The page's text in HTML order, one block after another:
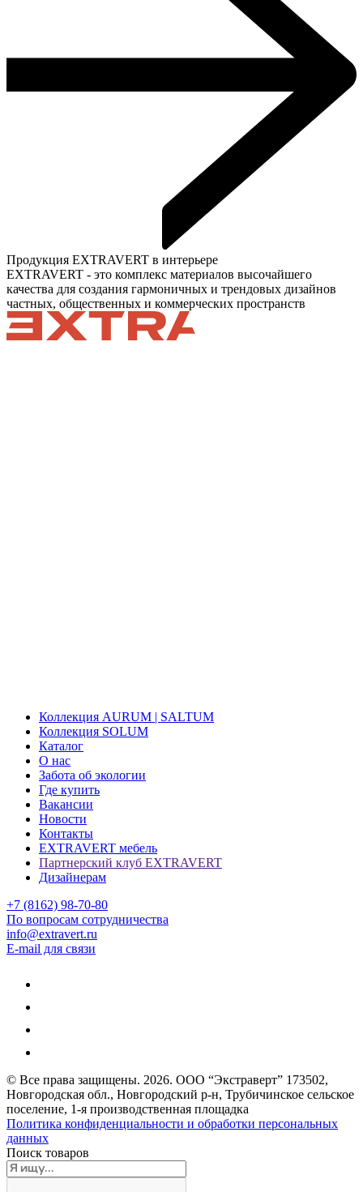
Продукция EXTRAVERT в интерьере
EXTRAVERT - это комплекс материалов высочайшего
качества для создания гармоничных и трендовых дизайнов
частных, общественных и коммерческих пространств
Коллекция AURUM | SALTUM
Коллекция SOLUM
Каталог
О нас
Забота об экологии
Где купить
Вакансии
Новости
Контакты
EXTRAVERT мебель
Партнерский клуб EXTRAVERT
Дизайнерам
+7 (8162) 98-70-80
По вопросам сотрудничества
info@extravert.ru
E-mail для связи
© Все права защищены. 2026. ООО “Экстраверт” 173502,
Новгородская обл., Новгородский р-н, Трубичинское сельское
поселение, 1-я производственная площадка
Политика конфиденциальности и обработки персональных
данных
Поиск товаров